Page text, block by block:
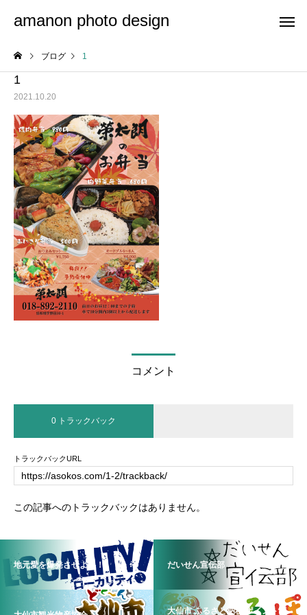
amanon photo design
ブログ 1
1
2021.10.20
コメント
0 トラックバック
トラックバックURL
この記事へのトラックバックはありません。
地元愛を爆発させよう！ だいせん宣伝部
大仙市 ふるさと納税 ポイント制